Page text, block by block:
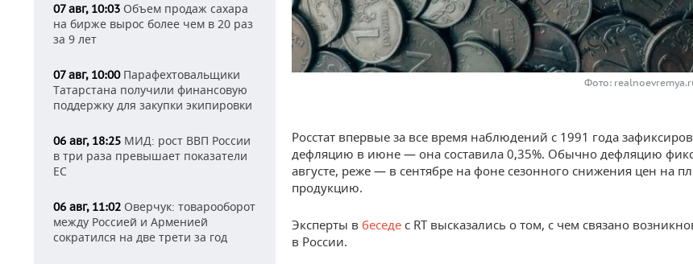
07 авг, 10:03 Объем продаж сахара
на бирже вырос более чем в 20 раз
за 9 лет
07 авг, 10:00Парафехтовальщики
Татарстана получили финансовую
поддержку для закупки экипировки
06 авг, 18:25 МИД: рост ВВП России
в три раза превышает показатели
ЕС
06 авг, 11:02 Оверчук: товарооборот
между Россией и Арменией
сократился на две трети за год
Фото:
Росстат впервые за все время наблюдений с 1991 года
дефляцию в июне — она составила 0,35%. Обычно дефляцию
августе, реже — в сентябре на фоне сезонного снижения цен на
продукцию.
Эксперты в беседе с RT высказались о том, с чем связано
в России.